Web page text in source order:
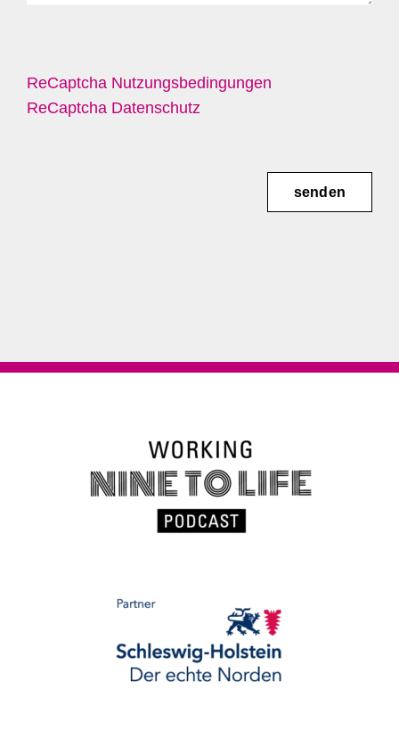
ReCaptcha Nutzungsbedingungen
ReCaptcha Datenschutz
senden